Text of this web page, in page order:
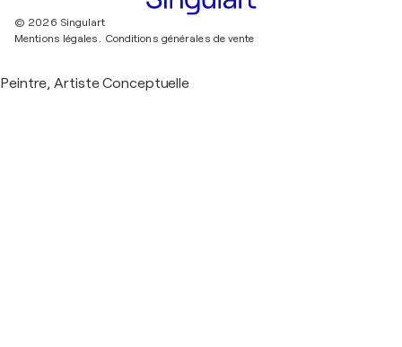
© 2026 Singulart
Mentions légales.
Conditions générales de vente
Peintre, Artiste Conceptuelle